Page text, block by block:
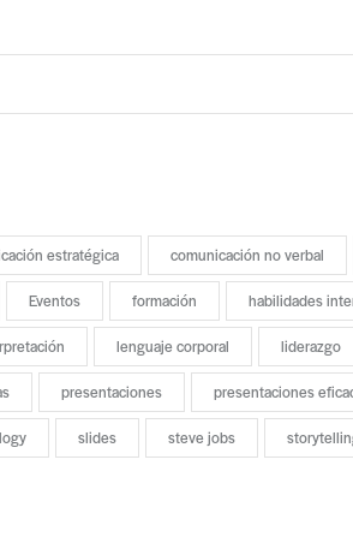
estratégica comunicación no verbal
Eventos formación habilidades
lenguaje corporal liderazgo
presentaciones presentaciones
slides steve jobs